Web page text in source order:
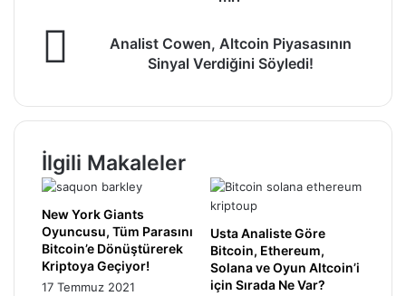
-
Dolara
Ulaşacak
mı?
Cowen,
Sinyal
Analist Cowen, Altcoin Piyasasının
Sinyal Verdiğini Söyledi!
İlgili Makaleler
New York Giants
Oyuncusu, Tüm Parasını
Bitcoin’e Dönüştürerek
Kriptoya Geçiyor!
17 Temmuz 2021
Usta Analiste Göre
Bitcoin, Ethereum,
Solana ve Oyun Altcoin’i
için Sırada Ne Var?